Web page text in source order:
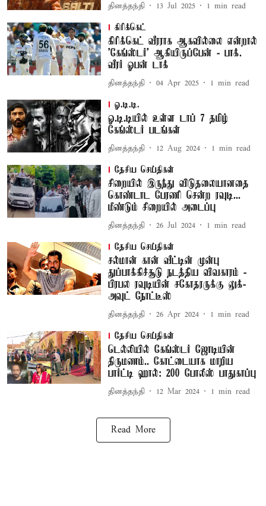
தினத்தந்தி 13 Jul 2025 1 min read
கிரிக்கெட்
கிரிக்கெட் வீரராக ஆகவில்லை என்றால்
'கேங்ஸ்டர்' ஆகியிருப்பேன் - பாக்.
வீரர் ஓபன் டாக்
தினத்தந்தி 04 Apr 2025 1 min read
ஓ.டி.டி.
ஓ.டி.டியில் உள்ள டாப் 7 தமிழ்
கேங்ஸ்டர் படங்கள்
தினத்தந்தி 12 Aug 2024 1 min read
தேசிய செய்திகள்
சிறையில் இருந்து விடுதலையானதை
கொண்டாட பேரணி சென்ற ரவுடி...
மீண்டும் சிறையில் அடைப்பு
தினத்தந்தி 26 Jul 2024 1 min read
தேசிய செய்திகள்
சல்மான் கான் வீட்டின் முன்பு
துப்பாக்கிச்சூடு நடத்திய விவகாரம் -
பிரபல ரவுடியின் சகோதரருக்கு லுக்-
அவுட் நோட்டீஸ்
தினத்தந்தி 26 Apr 2024 1 min read
தேசிய செய்திகள்
டெல்லியில் கேங்ஸ்டர் ஜோடியின்
திருமணம்.. கோட்டையாக மாறிய
பார்ட்டி ஹால்: 200 போலீஸ் பாதுகாப்பு
தினத்தந்தி 12 Mar 2024 1 min read
Read More